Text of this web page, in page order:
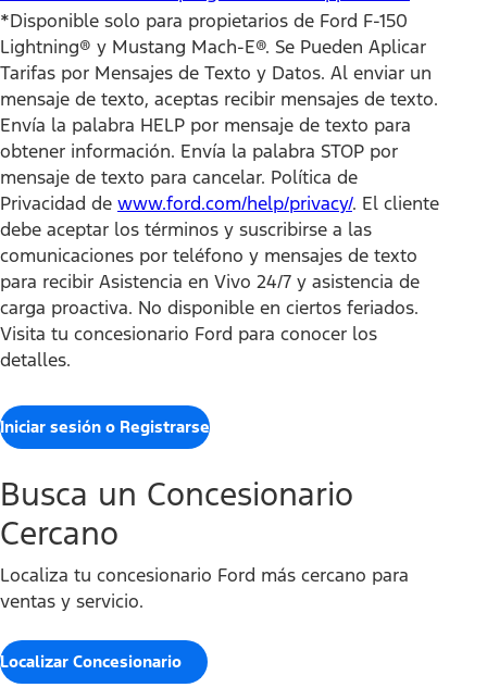
*Disponible solo para propietarios de Ford F-150
Lightning® y Mustang Mach-E®. Se Pueden Aplicar
Tarifas por Mensajes de Texto y Datos. Al enviar un
mensaje de texto, aceptas recibir mensajes de texto.
Envía la palabra HELP por mensaje de texto para
obtener información. Envía la palabra STOP por
mensaje de texto para cancelar. Política de
Privacidad de www.ford.com/help/privacy/. El cliente
debe aceptar los términos y suscribirse a las
comunicaciones por teléfono y mensajes de texto
para recibir Asistencia en Vivo 24/7 y asistencia de
carga proactiva. No disponible en ciertos feriados.
Visita tu concesionario Ford para conocer los
detalles.
Iniciar sesión o Registrarse
Busca un Concesionario
Cercano
Localiza tu concesionario Ford más cercano para
ventas y servicio.
Localizar Concesionario